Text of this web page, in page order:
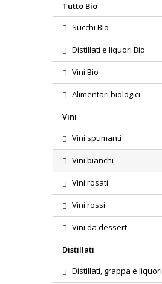
Tutto Bio
Succhi Bio
Distillati e liquori Bio
Vini Bio
Alimentari biologici
Vini
Vini spumanti
Vini bianchi
Vini rosati
Vini rossi
Vini da dessert
Distillati
Distillati, grappa e liquori